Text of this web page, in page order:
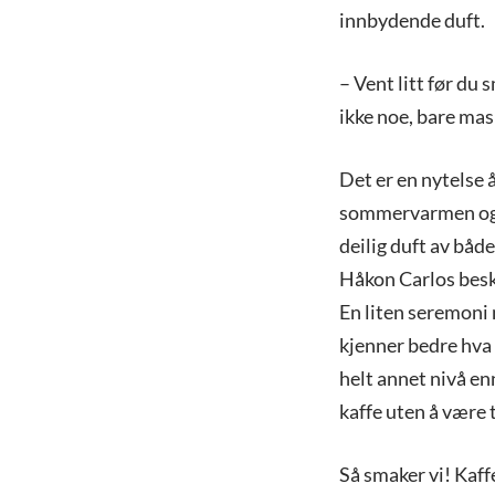
innbydende duft.
– Vent litt før du
ikke noe, bare
Det er en
sommervarmen
deilig duft av
Håkon Carlos
En liten seremoni
kjenner bedre
helt annet nivå
kaffe uten å være
Så smaker vi!